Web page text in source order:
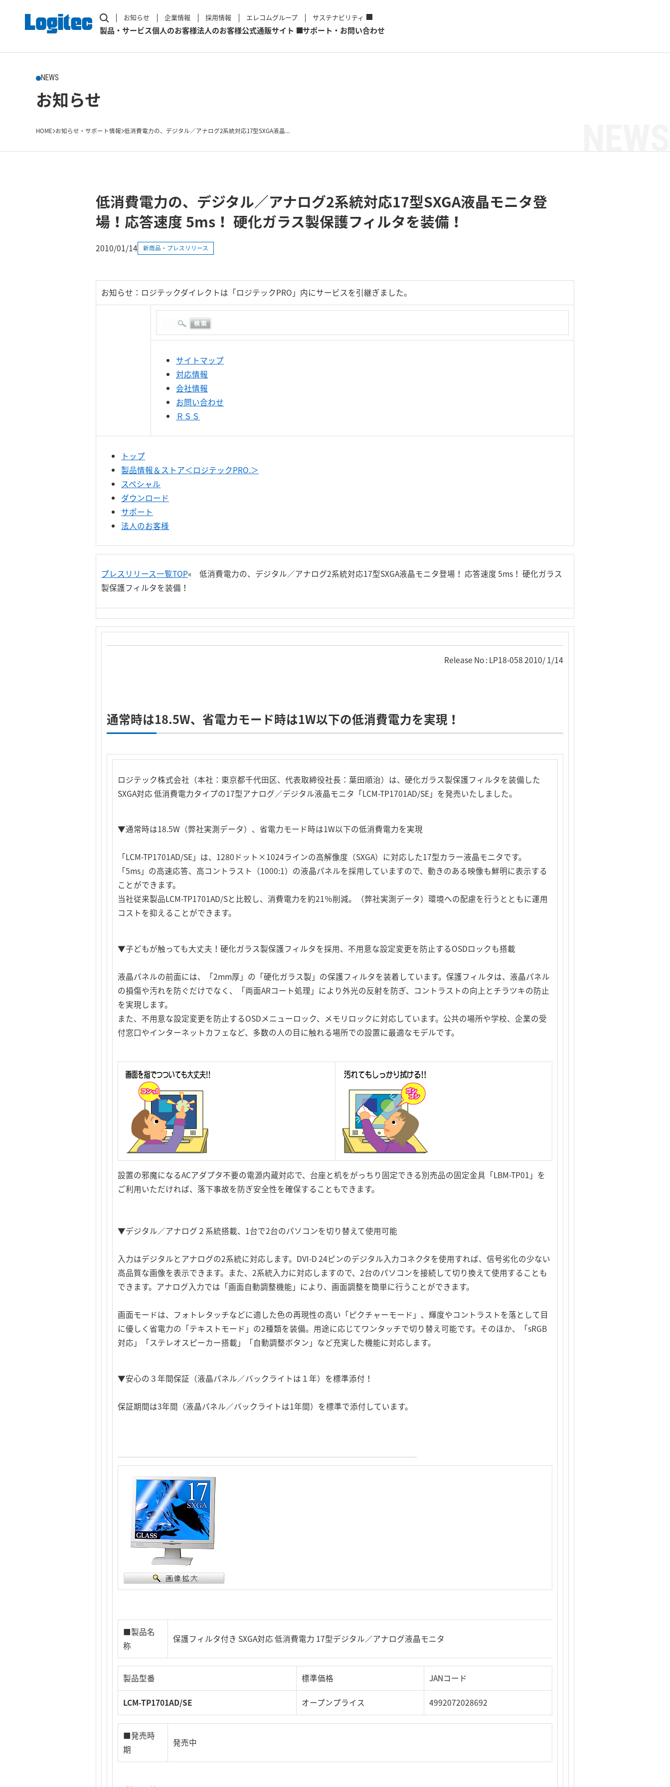
お知らせ 企業情報 採用情報 エレコムグループ サステナビリティ
製品・サービス個人のお客様法人のお客様公式通販サイト サポート・お問い合わせ
NEWS
お知らせ
HOME お知らせ・サポート情報 低消費電力の、デジタル／アナログ2系統対応17型SXGA液晶...
低消費電力の、デジタル／アナログ2系統対応17型SXGA液晶モニタ登
場！応答速度 5ms！ 硬化ガラス製保護フィルタを装備！
2010/01/14 新商品・プレスリリース
お知らせ：ロジテックダイレクトは「ロジテックPRO」内にサービスを引継ぎました。
サイトマップ
対応情報
会社情報
お問い合わせ
ＲＳＳ
トップ
製品情報＆ストア＜ロジテックPRO.＞
スペシャル
ダウンロード
サポート
法人のお客様
プレスリリース一覧TOP« 低消費電力の、デジタル／アナログ2系統対応17型SXGA液晶モニタ登場！ 応答速度 5ms！ 硬化ガラス
製保護フィルタを装備！
Release No : LP18-058 2010/ 1/14
通常時は18.5W、省電力モード時は1W以下の低消費電力を実現！
ロジテック株式会社（本社：東京都千代田区、代表取締役社長：葉田順治）は、硬化ガラス製保護フィルタを装備した
SXGA対応 低消費電力タイプの17型アナログ／デジタル液晶モニタ「LCM-TP1701AD/SE」を発売いたしました。
▼通常時は18.5W（弊社実測データ）、省電力モード時は1W以下の低消費電力を実現
「LCM-TP1701AD/SE」は、1280ドット×1024ラインの高解像度（SXGA）に対応した17型カラー液晶モニタです。
「5ms」の高速応答、高コントラスト（1000:1）の液晶パネルを採用していますので、動きのある映像も鮮明に表示する
ことができます。
当社従来製品LCM-TP1701AD/Sと比較し、消費電力を約21％削減。（弊社実測データ）環境への配慮を行うとともに運用
コストを抑えることができます。
▼子どもが触っても大丈夫！硬化ガラス製保護フィルタを採用、不用意な設定変更を防止するOSDロックも搭載
液晶パネルの前面には、「2mm厚」の「硬化ガラス製」の保護フィルタを装着しています。保護フィルタは、液晶パネル
の損傷や汚れを防ぐだけでなく、「両面ARコート処理」により外光の反射を防ぎ、コントラストの向上とチラツキの防止
を実現します。
また、不用意な設定変更を防止するOSDメニューロック、メモリロックに対応しています。公共の場所や学校、企業の受
付窓口やインターネットカフェなど、多数の人の目に触れる場所での設置に最適なモデルです。
設置の邪魔になるACアダプタ不要の電源内蔵対応で、台座と机をがっちり固定できる別売品の固定金具「LBM-TP01」を
ご利用いただければ、落下事故を防ぎ安全性を確保することもできます。
▼デジタル／アナログ２系統搭載、1台で2台のパソコンを切り替えて使用可能
入力はデジタルとアナログの2系統に対応します。DVI-D 24ピンのデジタル入力コネクタを使用すれば、信号劣化の少ない
高品質な画像を表示できます。また、2系統入力に対応しますので、2台のパソコンを接続して切り換えて使用することも
できます。アナログ入力では「画面自動調整機能」により、画面調整を簡単に行うことができます。
画面モードは、フォトレタッチなどに適した色の再現性の高い「ピクチャーモード」、輝度やコントラストを落として目
に優しく省電力の「テキストモード」の2種類を装備。用途に応じてワンタッチで切り替え可能です。そのほか、「sRGB
対応」「ステレオスピーカー搭載」「自動調整ボタン」など充実した機能に対応します。
▼安心の３年間保証（液晶パネル／バックライトは１年）を標準添付！
保証期間は3年間（液晶パネル／バックライトは1年間）を標準で添付しています。
■製品名
称
保護フィルタ付き SXGA対応 低消費電力 17型デジタル／アナログ液晶モニタ
製品型番 標準価格 JANコード
LCM-TP1701AD/SE オープンプライス 4992072028692
■発売時
期
発売中